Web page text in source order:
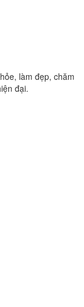
làm đẹp, chăm
đại.